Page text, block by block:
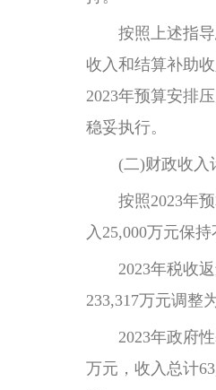
按照上述指导
收入和结算补助
2023年预算安排
稳妥执行。
(二)财政收入
按照2023年预
入25,000万元保持
2023年税收返
233,317万元调整
2023年政府性
万元，收入总计